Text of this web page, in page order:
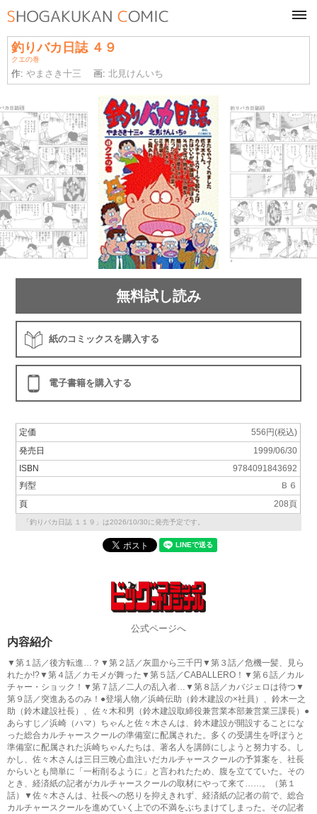
釣りバカ日誌 ４９
クエの巻
作:やまさき十三 画:北見けんいち
無料試し読み
紙のコミックスを購入する
電子書籍を購入する
定価
556円(税込)
発売日
1999/06/30
ISBN
9784091843692
判型
Ｂ６
頁
208頁
「釣りバカ日誌 １１９」は2026/10/30に発売予定です。
公式ページへ
内容紹介
▼第１話／後方転進…？▼第２話／灰皿から三千円▼第３話／危機一髪、見ら
れたか!?▼第４話／カモメが舞った▼第５話／CABALLERO！▼第６話／カル
チャー・ショック！▼第７話／二人の乱入者…▼第８話／カバジェロは待つ▼
第９話／突進あるのみ！●登場人物／浜崎伝助（鈴木建設の×社員）、鈴木一之
助（鈴木建設社長）、佐々木和男（鈴木建設取締役兼営業本部兼営業三課長）●
あらすじ／浜崎（ハマ）ちゃんと佐々木さんは、鈴木建設が開設することにな
った総合カルチャースクールの準備室に配属された。多くの受講生を呼ぼうと
準備室に配属された浜崎ちゃんたちは、著名人を講師にしようと努力する。し
かし、佐々木さんは三日三晩心血注いだカルチャースクールの予算案を、社長
からいとも簡単に「一桁削るように」と言われたため、腹を立てていた。その
とき、経済紙の記者がカルチャースクールの取材にやって来て……。（第１
話）▼佐々木さんは、社長への怒りを抑えきれず、経済紙の記者の前で、総合
カルチャースクールを進めていく上での不満をぶちまけてしまった。その記者